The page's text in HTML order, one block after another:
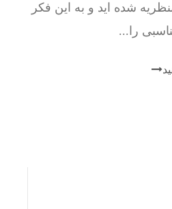
شده اید و به این فکر
را...